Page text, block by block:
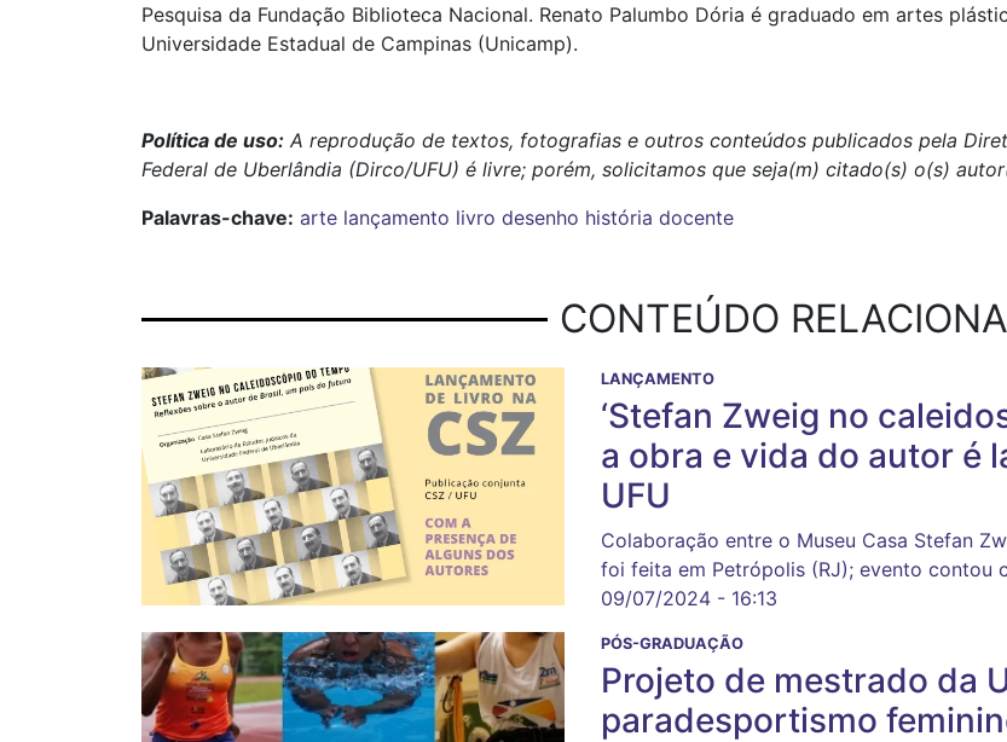
Pesquisa da Fundação Biblioteca Nacional. Renato Palumbo Dória é graduado em artes
Universidade Estadual de Campinas (Unicamp).
Política de uso: A reprodução de textos, fotografias e outros conteúdos publicados pela
Federal de Uberlândia (Dirco/UFU) é livre; porém, solicitamos que seja(m) citado(s) o(s)
Palavras-chave: arte lançamento livro desenho história docente
CONTEÚDO
LANÇAMENTO
‘Stefan Zweig no
a obra e vida do autor é
UFU
Colaboração entre o Museu Casa Stefan
foi feita em Petrópolis (RJ); evento contou
09/07/2024 - 16:13
PÓS-GRADUAÇÃO
Projeto de mestrado da
paradesportismo